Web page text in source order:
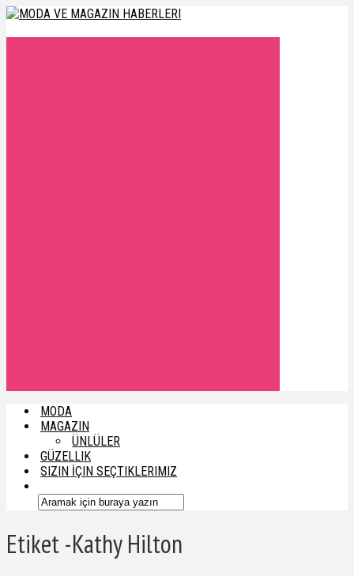
MODA
MAGAZIN
ÜNLÜLER
GÜZELLIK
SIZIN İÇIN SEÇTIKLERIMIZ
Etiket -Kathy Hilton